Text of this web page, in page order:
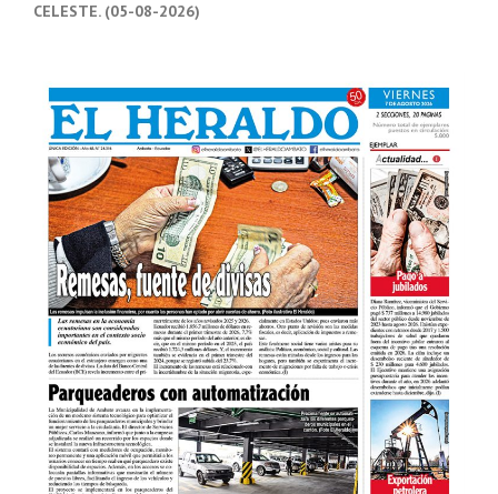
CELESTE. (05-08-2026)